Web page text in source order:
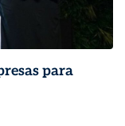
para